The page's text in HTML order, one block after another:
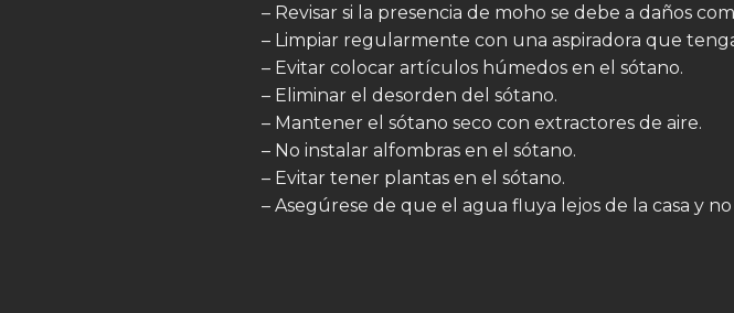
– Revisar si la presencia de moho se debe a daños
– Limpiar regularmente con una aspiradora que
– Evitar colocar artículos húmedos en el sótano.
– Eliminar el desorden del sótano.
– Mantener el sótano seco con extractores de aire.
– No instalar alfombras en el sótano.
– Evitar tener plantas en el sótano.
– Asegúrese de que el agua fluya lejos de la casa y